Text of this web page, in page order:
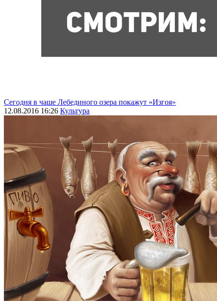
Сегодня в чаше Лебединого озера покажут «Изгоя»
12.08.2016 16:26 Культура